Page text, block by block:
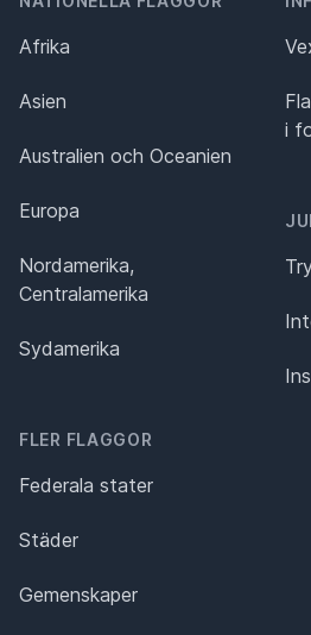
Afrika
Asien
Australien och Oceanien
Europa
Nordamerika,
Centralamerika
Sydamerika
FLER FLAGGOR
Federala stater
Städer
Gemenskaper
i